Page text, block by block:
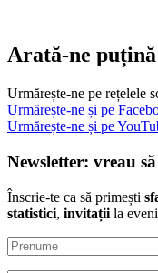
Arată-ne
Urmărește-ne pe rețelele
Urmărește-ne și pe
Urmărește-ne și pe
Newsletter: vreau
Înscrie-te ca să primești
statistici, invitații la